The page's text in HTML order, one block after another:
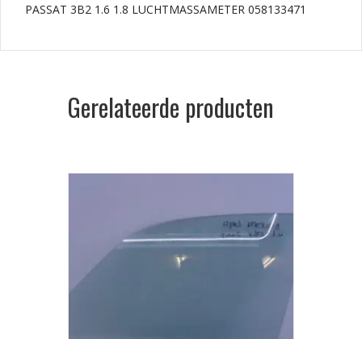
PASSAT 3B2 1.6 1.8 LUCHTMASSAMETER 058133471
Gerelateerde producten